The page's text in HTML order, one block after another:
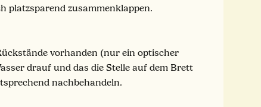
platzsparend zusammenklappen.
vorhanden (nur ein optischer
drauf und das die Stelle auf dem Brett
nachbehandeln.